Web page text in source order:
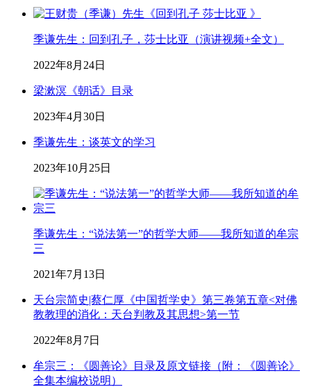
季谦先生：回到孔子，莎士比亚（演讲视频+全文）
2022年8月24日
梁漱溟《朝话》目录
2023年4月30日
季谦先生：谈英文的学习
2023年10月25日
季谦先生：“说法第一”的哲学大师——我所知道的牟宗
三
2021年7月13日
天台宗简史|蔡仁厚《中国哲学史》第三卷第五章<对佛
教教理的消化：天台判教及其思想>第一节
2022年8月7日
牟宗三：《圆善论》目录及原文链接（附：《圆善论》
全集本编校说明）